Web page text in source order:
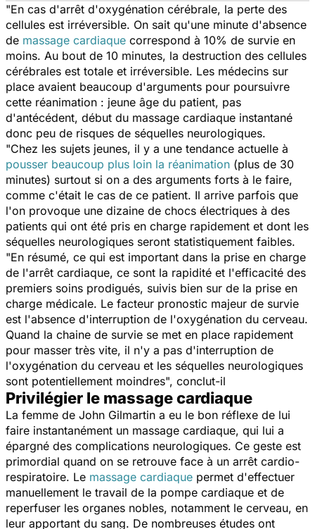
"En cas d'arrêt d'oxygénation cérébrale, la perte des
cellules est irréversible. On sait qu'une minute d'absence
de massage cardiaque correspond à 10% de survie en
moins. Au bout de 10 minutes, la destruction des cellules
cérébrales est totale et irréversible. Les médecins sur
place avaient beaucoup d'arguments pour poursuivre
cette réanimation : jeune âge du patient, pas
d'antécédent, début du massage cardiaque instantané
donc peu de risques de séquelles neurologiques.
"Chez les sujets jeunes, il y a une tendance actuelle à
pousser beaucoup plus loin la réanimation (plus de 30
minutes) surtout si on a des arguments forts à le faire,
comme c'était le cas de ce patient. Il arrive parfois que
l'on provoque une dizaine de chocs électriques à des
patients qui ont été pris en charge rapidement et dont les
séquelles neurologiques seront statistiquement faibles.
"En résumé, ce qui est important dans la prise en charge
de l'arrêt cardiaque, ce sont la rapidité et l'efficacité des
premiers soins prodigués, suivis bien sur de la prise en
charge médicale. Le facteur pronostic majeur de survie
est l'absence d'interruption de l'oxygénation du cerveau.
Quand la chaine de survie se met en place rapidement
pour masser très vite, il n'y a pas d'interruption de
l'oxygénation du cerveau et les séquelles neurologiques
sont potentiellement moindres", conclut-il
Privilégier le massage cardiaque
La femme de John Gilmartin a eu le bon réflexe de lui
faire instantanément un massage cardiaque, qui lui a
épargné des complications neurologiques. Ce geste est
primordial quand on se retrouve face à un arrêt cardio-
respiratoire. Le massage cardiaque permet d'effectuer
manuellement le travail de la pompe cardiaque et de
reperfuser les organes nobles, notamment le cerveau, en
leur apportant du sang. De nombreuses études ont